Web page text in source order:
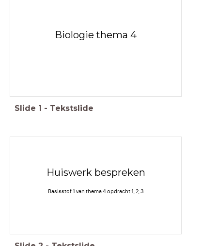
Biologie thema 4
Slide 1 - Tekstslide
Huiswerk bespreken
Basisstof 1 van thema 4 opdracht 1, 2, 3